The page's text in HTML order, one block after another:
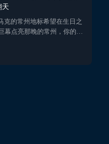
天
克的常州地标希望在生日之
幕点亮那晚的常州，你的家